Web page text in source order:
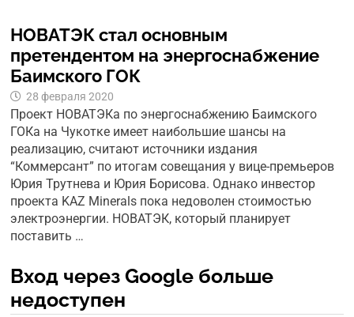
НОВАТЭК стал основным
претендентом на энергоснабжение
Баимcкого ГОК
28 февраля 2020
Проект НОВАТЭКа по энергоснабжению Баимского
ГОКа на Чукотке имеет наибольшие шансы на
реализацию, считают источники издания
“Коммерсант” по итогам совещания у вице-премьеров
Юрия Трутнева и Юрия Борисова. Однако инвестор
проекта KAZ Minerals пока недоволен стоимостью
электроэнергии. НОВАТЭК, который планирует
поставить …
Вход через Google больше
недоступен